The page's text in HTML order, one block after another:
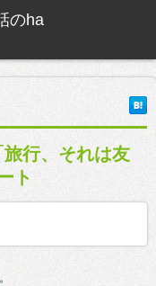
行、それは友
ト